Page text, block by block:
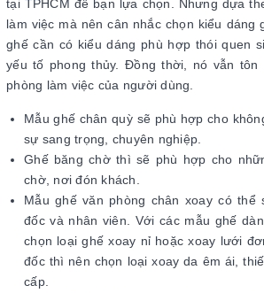
tại TPHCM để bạn lựa chọn. Nhưng dựa
làm việc mà nên cân nhắc chọn kiểu dáng
ghế cần có kiểu dáng phù hợp thói quen
yếu tố phong thủy. Đồng thời, nó vẫn
phòng làm việc của người dùng.
Mẫu ghế chân quỳ sẽ phù hợp cho
sự sang trọng, chuyên nghiệp.
Ghế băng chờ thì sẽ phù hợp cho
chờ, nơi đón khách.
Mẫu ghế văn phòng chân xoay có thể
đốc và nhân viên. Với các mẫu ghế
chọn loại ghế xoay nỉ hoặc xoay lưới
đốc thì nên chọn loại xoay da êm ái,
cấp.